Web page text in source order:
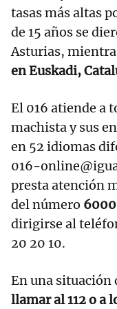
tasas más altas
de 15 años se
Asturias,
en Euskadi,
El 016 atiende a
machista y sus
en 52 idiomas
016-
presta atención
del número
dirigirse al
20 20 10.
En una situación
llamar al 112 o a